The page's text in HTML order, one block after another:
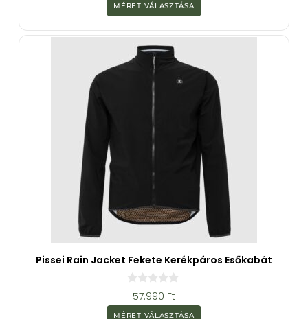
5
-
b
ő
MÉRET VÁLASZTÁSA
Pissei Rain Jacket Fekete Kerékpáros Esőkabát
z
57.990 Ft
MÉRET VÁLASZTÁSA